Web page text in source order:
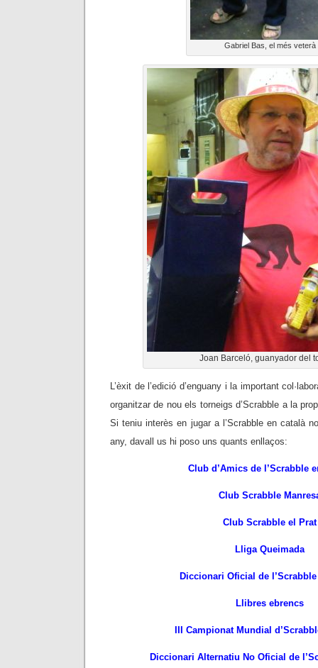
Gabriel Bas, el més veterà
Joan Barceló, guanyador del
L’èxit de l’edició d’enguany i la important
organitzar de nou els torneigs d’Scrabble a la
Si teniu interès en jugar a l’Scrabble en català
any, davall us hi poso uns quants enllaços:
Club d’Amics de l’Scrabble
Club Scrabble
Club Scrabble el Prat
Lliga Queimada
Diccionari Oficial de
Llibres ebrencs
III Campionat Mundial
Diccionari Alternatiu No Oficial de